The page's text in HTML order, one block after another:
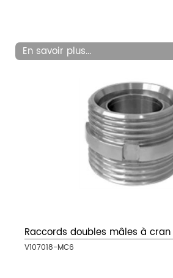
En savoir plus...
Raccords doubles mâles à cran
V107018-MC6